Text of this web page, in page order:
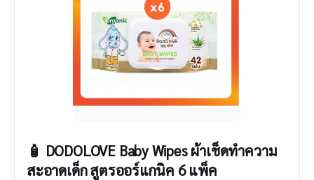
🧴 DODOLOVE Baby Wipes ผ้าเช็ดทำความ
สะอาดเด็ก สูตรออร์แกนิค 6 แพ็ค